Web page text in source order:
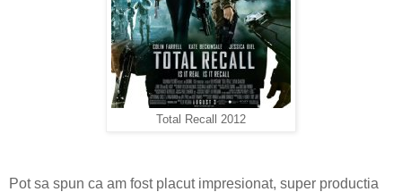
Total Recall 2012
Pot sa spun ca am fost placut impresionat, super productia